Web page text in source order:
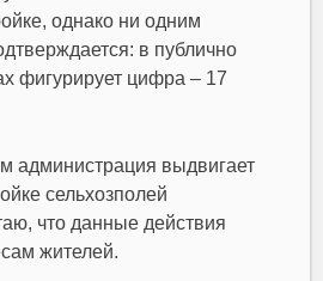
однако ни одним
в публично
фигурирует цифра – 17
администрация выдвигает
сельхозполей
что данные действия
жителей.